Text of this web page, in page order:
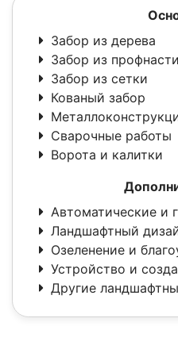
Забор из дерева
Забор из
Забор из сетки
Кованый забор
Сварочные работы
Ворота и калитки
Автоматические и
Ландшафтный
Озеленение и
Устройство и
Другие